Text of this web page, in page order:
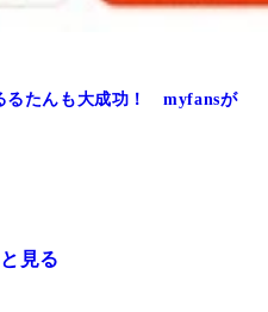
るたんも大成功！ myfansが
見る